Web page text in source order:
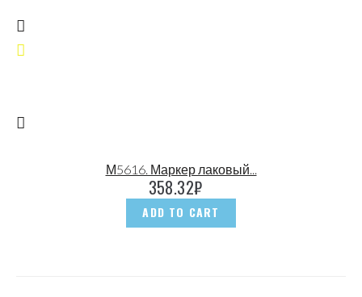
М5616. Маркер лаковый...
358.32₽
ADD TO CART